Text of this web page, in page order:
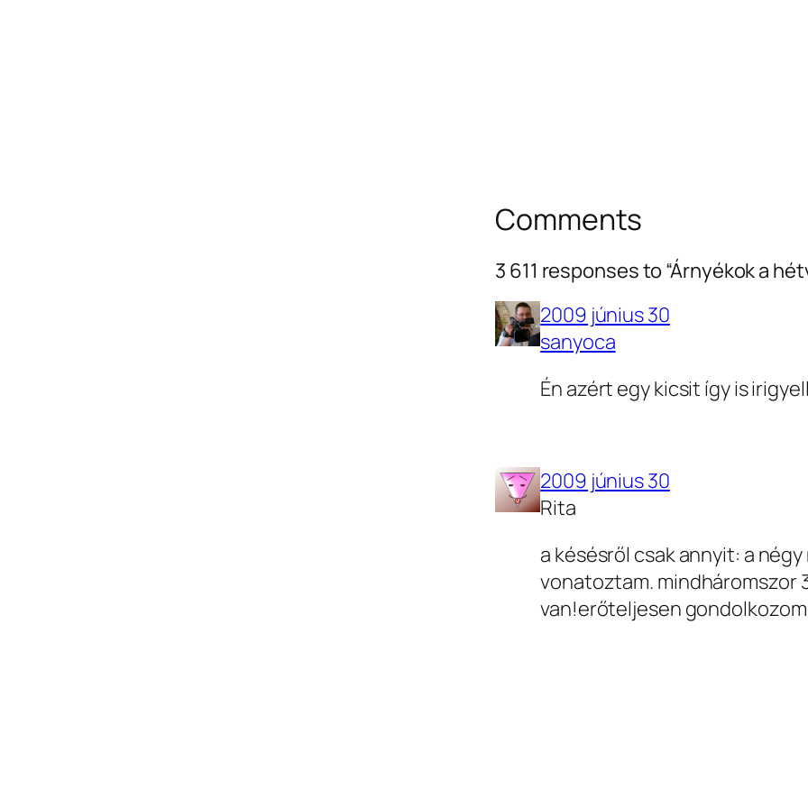
Comments
3 611 responses to “Árnyékok a
2009 június 30
sanyoca
Én azért egy kicsit így is
2009 június 30
Rita
a késésről csak annyit: a
vonatoztam. mindháromszor
van!erőteljesen